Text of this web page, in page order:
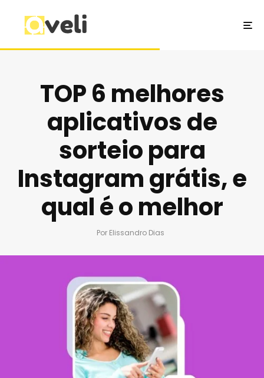
TOP 6 melhores
aplicativos de
sorteio para
Instagram grátis, e
qual é o melhor
Por Elissandro Dias